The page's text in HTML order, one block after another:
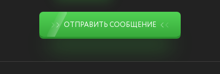
ОТПРАВИТЬ СООБЩЕНИЕ